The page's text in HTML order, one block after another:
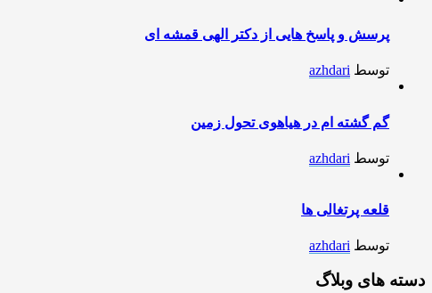
پرسش و پاسخ هایی از دکتر الهی قمشه ای
توسط azhdari
گم گشته ام در هیاهوی تحول زمین
توسط azhdari
قلعه پرتغالی ها
توسط azhdari
دسته های وبلاگ